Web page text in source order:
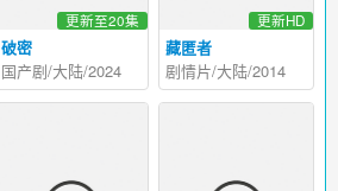
破密
更新至20集
国产剧/大陆/2024
藏匿者
更新HD
剧情片/大陆/2014